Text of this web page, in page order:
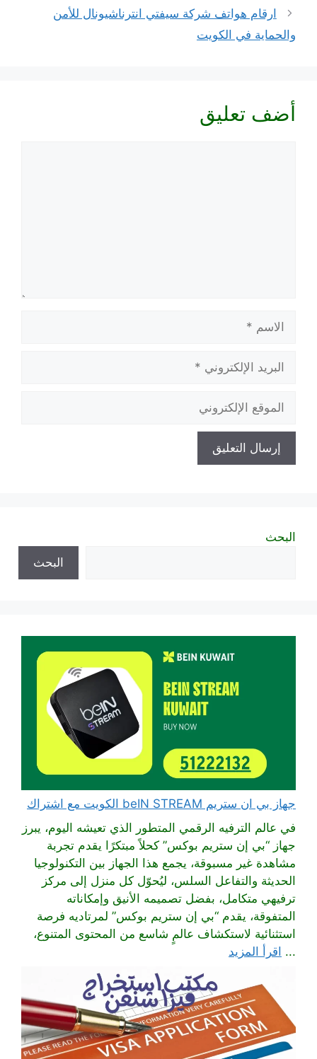
ارقام هواتف شركة سيفتي انترناشيونال للأمن
والحماية في الكويت
أضف تعليق
الإلكتروني
الإلكتروني
البحث
البحث
جهاز بي ان ستريم beIN STREAM الكويت مع اشتراك
في عالم الترفيه الرقمي المتطور الذي تعيشه اليوم، يبرز
جهاز “بي إن ستريم بوكس” كحلاً مبتكرًا يقدم تجربة
مشاهدة غير مسبوقة، يجمع هذا الجهاز بين التكنولوجيا
الحديثة والتفاعل السلس، ليُحوّل كل منزل إلى مركز
ترفيهي متكامل، بفضل تصميمه الأنيق وإمكاناته
المتفوقة، يقدم “بي إن ستريم بوكس” لمرتاديه فرصة
استثنائية لاستكشاف عالمٍ شاسع من المحتوى المتنوع،
... اقرأ المزيد